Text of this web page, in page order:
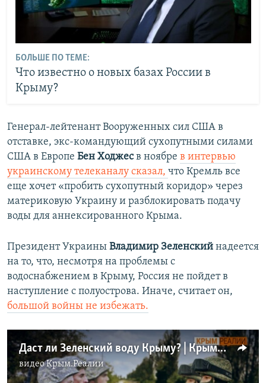
БОЛЬШЕ ПО ТЕМЕ:
Что известно о новых базах России в
Крыму?
Генерал-лейтенант Вооруженных сил США в
отставке, экс-командующий сухопутными силами
США в Европе Бен Ходжесв ноябре в интервью
украинскому телеканалу сказал, что Кремль все
еще хочет «пробить сухопутный коридор» через
материковую Украину и разблокировать подачу
воды для аннексированного Крыма.
Президент Украины Владимир Зеленский надеется
на то, что, несмотря на проблемы с
водоснабжением в Крыму, Россия не пойдет в
наступление с полуострова. Иначе, считает он,
большой войны не избежать.
Даст ли Зеленский воду Крыму? | Крым.Реалии ТВ (видео)
видеоКрым.Реалии